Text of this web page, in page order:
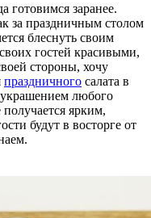
готовимся заранее.
за праздничным столом
блеснуть своим
гостей красивыми,
стороны, хочу
праздничного салата в
украшением любого
ярким,
будут в восторге от